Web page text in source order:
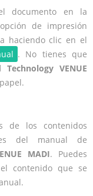
documento en la
de impresión
haciendo clic en el
. No tienes que
Technology VENUE
de los contenidos
del manual de
MADI. Puedes
contenido que se